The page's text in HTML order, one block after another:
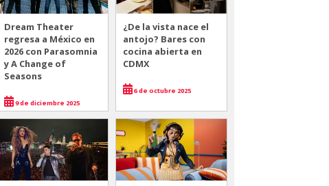
Dream Theater
regresa a México en
2026 con Parasomnia
y A Change of
Seasons
9 de diciembre 2025
¿De la vista nace el
antojo? Bares con
cocina abierta en
CDMX
6 de octubre 2025